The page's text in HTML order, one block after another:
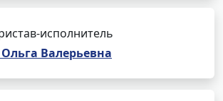
исполнитель
Валерьевна